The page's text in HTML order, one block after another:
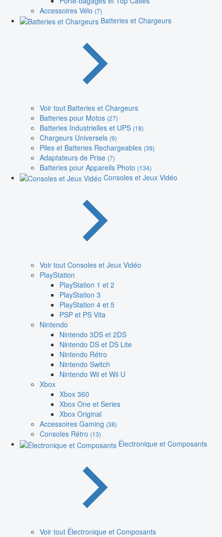
Accessoires Vélo (7)
Batteries et Chargeurs
Voir tout Batteries et Chargeurs
Batteries pour Motos (27)
Batteries Industrielles et UPS (18)
Chargeurs Universels (9)
Piles et Batteries Rechargeables (39)
Adaptateurs de Prise (7)
Batteries pour Appareils Photo (134)
Consoles et Jeux Vidéo
Voir tout Consoles et Jeux Vidéo
PlayStation
PlayStation 1 et 2
PlayStation 3
PlayStation 4 et 5
PSP et PS Vita
Nintendo
Nintendo 3DS et 2DS
Nintendo DS et DS Lite
Nintendo Rétro
Nintendo Switch
Nintendo Wii et Wii U
Xbox
Xbox 360
Xbox One et Series
Xbox Original
Accessoires Gaming (38)
Consoles Rétro (13)
Électronique et Composants
Voir tout Électronique et Composants